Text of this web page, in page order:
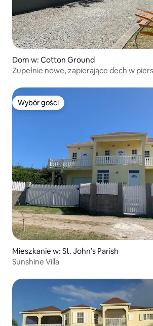
Dom w: Cotton Ground
Zupełnie nowe, zapierające dech w
Wybór gości
Wybór gości
Mieszkanie w: St. John’s Parish
Sunshine Villa